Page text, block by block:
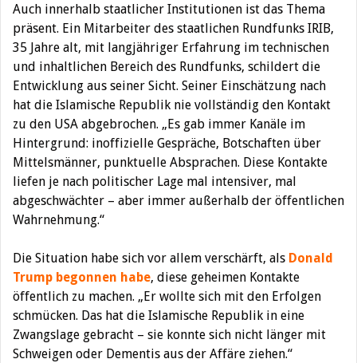
Auch innerhalb staatlicher Institutionen ist das Thema
präsent. Ein Mitarbeiter des staatlichen Rundfunks IRIB,
35 Jahre alt, mit langjähriger Erfahrung im technischen
und inhaltlichen Bereich des Rundfunks, schildert die
Entwicklung aus seiner Sicht. Seiner Einschätzung nach
hat die Islamische Republik nie vollständig den Kontakt
zu den USA abgebrochen. „Es gab immer Kanäle im
Hintergrund: inoffizielle Gespräche, Botschaften über
Mittelsmänner, punktuelle Absprachen. Diese Kontakte
liefen je nach politischer Lage mal intensiver, mal
abgeschwächter – aber immer außerhalb der öffentlichen
Wahrnehmung.“
Die Situation habe sich vor allem verschärft, als Donald
Trump begonnen habe, diese geheimen Kontakte
öffentlich zu machen. „Er wollte sich mit den Erfolgen
schmücken. Das hat die Islamische Republik in eine
Zwangslage gebracht – sie konnte sich nicht länger mit
Schweigen oder Dementis aus der Affäre ziehen.“